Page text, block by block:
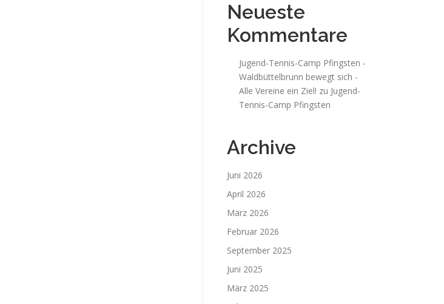
Neueste
Kommentare
Jugend-Tennis-Camp Pfingsten -
Waldbüttelbrunn bewegt sich -
Alle Vereine ein Ziel! zu Jugend-
Tennis-Camp Pfingsten
Archive
Juni 2026
April 2026
März 2026
Februar 2026
September 2025
Juni 2025
März 2025